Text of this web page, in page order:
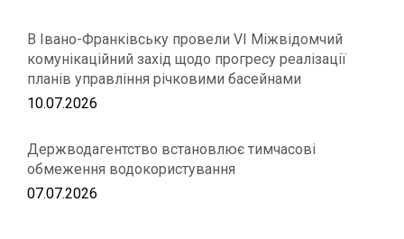
В Івано-Франківську провели VІ Міжвідомчий
комунікаційний захід щодо прогресу реалізації
планів управління річковими басейнами
10.07.2026
Держводагентство встановлює тимчасові
обмеження водокористування
07.07.2026